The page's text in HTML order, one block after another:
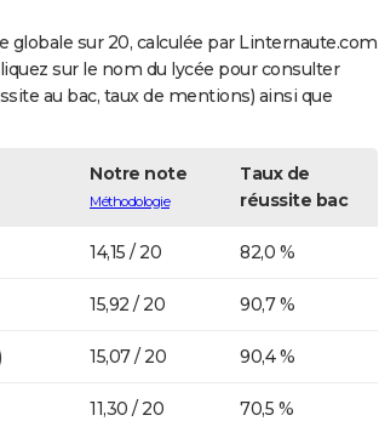
sur 20, calculée par Linternaute.com
sur le nom du lycée pour consulter
au bac, taux de mentions) ainsi que
Notre note
Méthodologie
Taux de
réussite bac
14,15 / 20 82,0 %
15,92 / 20 90,7 %
15,07 / 20 90,4 %
11,30 / 20 70,5 %